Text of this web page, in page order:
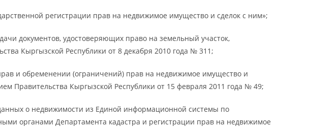
регистрации прав на недвижимое имущество и сделок с ним»;
документов, удостоверяющих право на земельный участок,
Кыргызской Республики от 8 декабря 2010 года № 311;
и обременении (ограничений) прав на недвижимое имущество и
Правительства Кыргызской Республики от 15 февраля 2011 года № 49;
о недвижимости из Единой информационной системы по
органами Департамента кадастра и регистрации прав на недвижимое